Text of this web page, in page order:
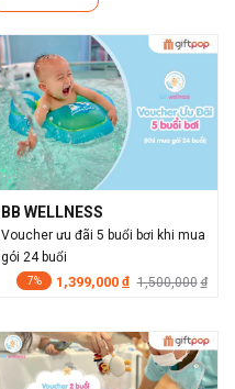
BB WELLNESS
Voucher ưu đãi 5 buổi bơi khi mua
gói 24 buổi
7% 1,399,000 đ 1,500,000 đ